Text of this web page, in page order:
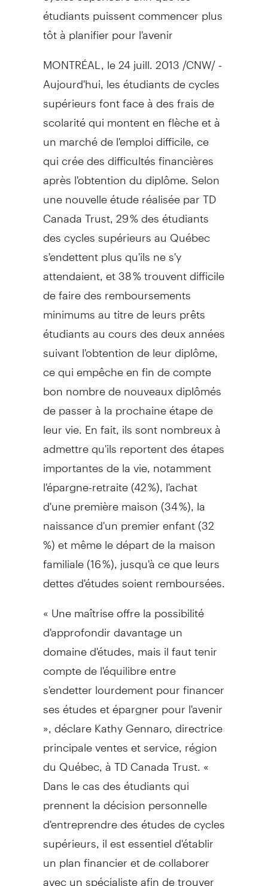
étudiants puissent commencer plus
tôt à planifier pour l'avenir
MONTRÉAL, le 24 juill. 2013 /CNW/ -
Aujourd'hui, les étudiants de cycles
supérieurs font face à des frais de
scolarité qui montent en flèche et à
un marché de l'emploi difficile, ce
qui crée des difficultés financières
après l'obtention du diplôme. Selon
une nouvelle étude réalisée par TD
Canada Trust, 29 % des étudiants
des cycles supérieurs au Québec
s'endettent plus qu'ils ne s'y
attendaient, et 38 % trouvent difficile
de faire des remboursements
minimums au titre de leurs prêts
étudiants au cours des deux années
suivant l'obtention de leur diplôme,
ce qui empêche en fin de compte
bon nombre de nouveaux diplômés
de passer à la prochaine étape de
leur vie. En fait, ils sont nombreux à
admettre qu'ils reportent des étapes
importantes de la vie, notamment
l'épargne-retraite (42 %), l'achat
d'une première maison (34 %), la
naissance d'un premier enfant (32
%) et même le départ de la maison
familiale (16 %), jusqu'à ce que leurs
dettes d'études soient remboursées.
« Une maîtrise offre la possibilité
d'approfondir davantage un
domaine d'études, mais il faut tenir
compte de l'équilibre entre
s'endetter lourdement pour financer
ses études et épargner pour l'avenir
», déclare Kathy Gennaro, directrice
principale ventes et service, région
du Québec, à TD Canada Trust. «
Dans le cas des étudiants qui
prennent la décision personnelle
d'entreprendre des études de cycles
supérieurs, il est essentiel d'établir
un plan financier et de collaborer
avec un spécialiste afin de trouver